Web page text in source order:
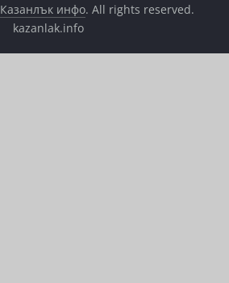
Казанлък инфо. All rights reserved.
kazanlak.info